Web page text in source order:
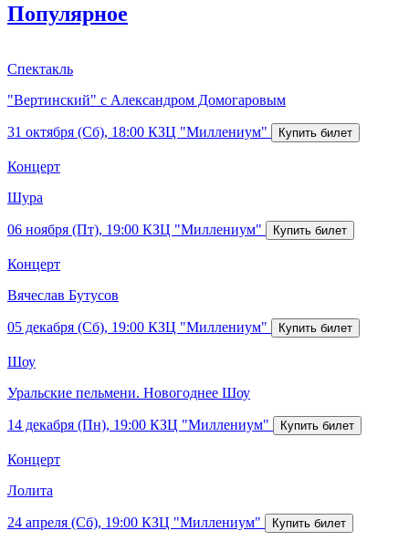
Популярное
Спектакль
"Вертинский" с Александром Домогаровым
31 октября (Сб), 18:00 КЗЦ "Миллениум"
Концерт
Шура
06 ноября (Пт), 19:00 КЗЦ "Миллениум"
Концерт
Вячеслав Бутусов
05 декабря (Сб), 19:00 КЗЦ "Миллениум"
Шоу
Уральские пельмени. Новогоднее Шоу
14 декабря (Пн), 19:00 КЗЦ "Миллениум"
Концерт
Лолита
24 апреля (Сб), 19:00 КЗЦ "Миллениум"